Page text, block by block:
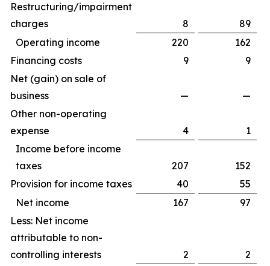
Restructuring/impairment
charges
8
89
Operating income
220 162
Financing costs
9
9
Net (gain) on sale of
business
—
—
Other non-operating
expense
4
1
Income before income
taxes
207 152
Provision for income taxes
40
55
Net income
167 97
Less: Net income
attributable to non-
controlling interests
2
2